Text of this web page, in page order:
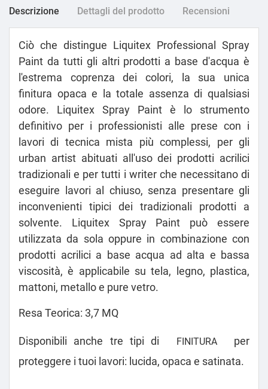
Descrizione Dettagli del prodotto Recensioni
Ciò che distingue Liquitex Professional Spray
Paint da tutti gli altri prodotti a base d'acqua è
l'estrema coprenza dei colori, la sua unica
finitura opaca e la totale assenza di qualsiasi
odore. Liquitex Spray Paint è lo strumento
definitivo per i professionisti alle prese con i
lavori di tecnica mista più complessi, per gli
urban artist abituati all'uso dei prodotti acrilici
tradizionali e per tutti i writer che necessitano di
eseguire lavori al chiuso, senza presentare gli
inconvenienti tipici dei tradizionali prodotti a
solvente. Liquitex Spray Paint può essere
utilizzata da sola oppure in combinazione con
prodotti acrilici a base acqua ad alta e bassa
viscosità, è applicabile su tela, legno, plastica,
mattoni, metallo e pure vetro.
Resa Teorica: 3,7 MQ
Disponibili anche tre tipi di FINITURA
per
proteggere i tuoi lavori: lucida, opaca e satinata.